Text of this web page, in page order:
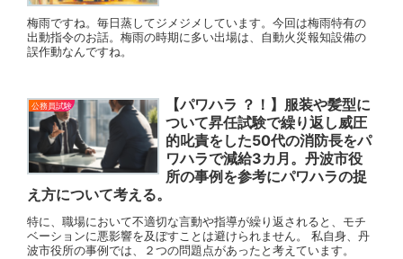
梅雨ですね。毎日蒸してジメジメしています。今回は梅雨特有の
出動指令のお話。梅雨の時期に多い出場は、自動火災報知設備の
誤作動なんですね。
公務員試験
【パワハラ ？！】服装や髪型に
ついて昇任試験で繰り返し威圧
的叱責をした50代の消防長をパ
ワハラで減給3カ月。丹波市役
所の事例を参考にパワハラの捉
え方について考える。
特に、職場において不適切な言動や指導が繰り返されると、モチ
ベーションに悪影響を及ぼすことは避けられません。 私自身、丹
波市役所の事例では、２つの問題点があったと考えています。